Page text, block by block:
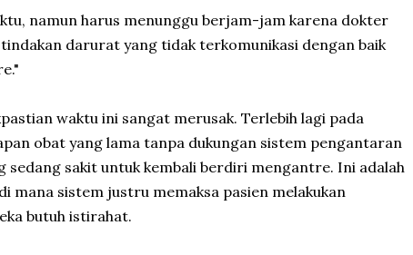
namun harus menunggu berjam-jam karena dokter
darurat yang tidak terkomunikasi dengan baik
waktu ini sangat merusak. Terlebih lagi pada
obat yang lama tanpa dukungan sistem pengantaran
sedang sakit untuk kembali berdiri mengantre. Ini adalah
mana sistem justru memaksa pasien melakukan
butuh istirahat.